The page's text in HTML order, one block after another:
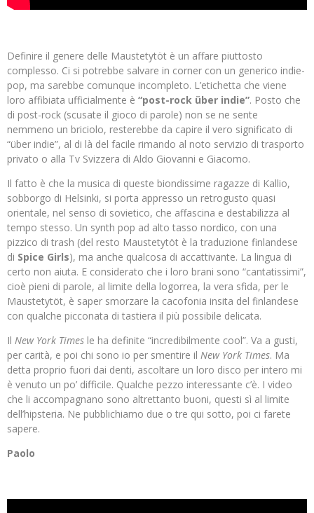
Definire il genere delle Maustetytöt è un affare piuttosto
complesso. Ci si potrebbe salvare in corner con un generico indie-
pop, ma sarebbe comunque incompleto. L’etichetta che viene
loro affibiata ufficialmente è “post-rock über indie”. Posto che
di post-rock (scusate il gioco di parole) non se ne sente
nemmeno un briciolo, resterebbe da capire il vero significato di
“über indie”, al di là del facile rimando al noto servizio di trasporto
privato o alla Tv Svizzera di Aldo Giovanni e Giacomo.
Il fatto è che la musica di queste biondissime ragazze di Kallio,
sobborgo di Helsinki, si porta appresso un retrogusto quasi
orientale, nel senso di sovietico, che affascina e destabilizza al
tempo stesso. Un synth pop ad alto tasso nordico, con una
pizzico di trash (del resto Maustetytöt è la traduzione finlandese
di Spice Girls), ma anche qualcosa di accattivante. La lingua di
certo non aiuta. E considerato che i loro brani sono “cantatissimi”,
cioè pieni di parole, al limite della logorrea, la vera sfida, per le
Maustetytöt, è saper smorzare la cacofonia insita del finlandese
con qualche picconata di tastiera il più possibile delicata.
Il New York Times le ha definite “incredibilmente cool”. Va a gusti,
per carità, e poi chi sono io per smentire il New York Times. Ma
detta proprio fuori dai denti, ascoltare un loro disco per intero mi
è venuto un po’ difficile. Qualche pezzo interessante c’è. I video
che li accompagnano sono altrettanto buoni, questi sì al limite
dell’hipsteria. Ne pubblichiamo due o tre qui sotto, poi ci farete
sapere.
Paolo